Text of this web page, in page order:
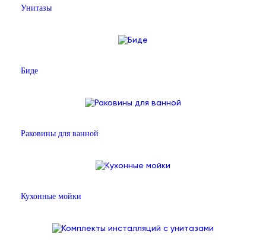
Унитазы
Биде
Раковины для ванной
Кухонные мойки